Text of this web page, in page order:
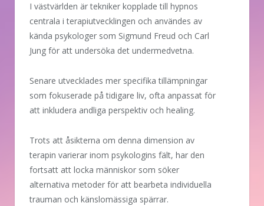
I västvärlden är tekniker kopplade till hypnos
centrala i terapiutvecklingen och användes av
kända psykologer som Sigmund Freud och Carl
Jung för att undersöka det undermedvetna.
Senare utvecklades mer specifika tillämpningar
som fokuserade på tidigare liv, ofta anpassat för
att inkludera andliga perspektiv och healing.
Trots att åsikterna om denna dimension av
terapin varierar inom psykologins fält, har den
fortsatt att locka människor som söker
alternativa metoder för att bearbeta individuella
trauman och känslomässiga spärrar.